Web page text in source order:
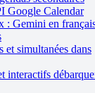
Google Calendar
: Gemini en
et simultanées dans
interactifs